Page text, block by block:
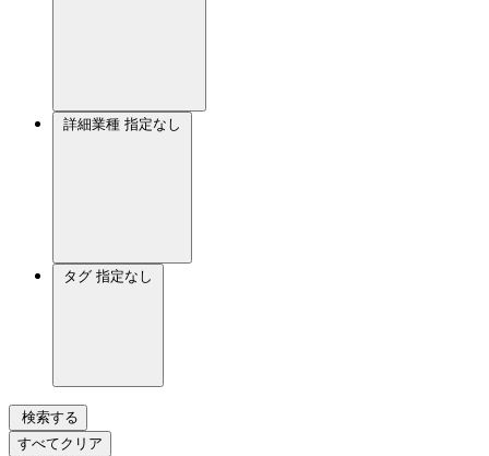
詳細業種 指定なし
タグ 指定なし
検索する
すべてクリア